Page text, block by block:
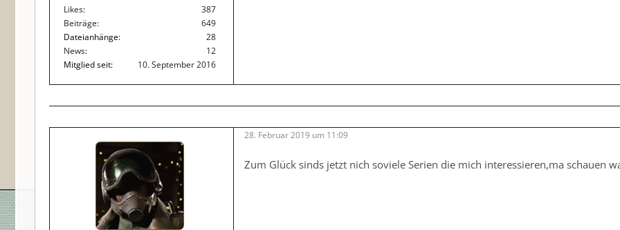
Likes
387
Beiträge
649
Dateianhänge
28
News
12
Mitglied seit
10. September 2016
28. Februar 2019 um 11:09
Zum Glück sinds jetzt nich soviele Serien die mich interessieren,ma schauen